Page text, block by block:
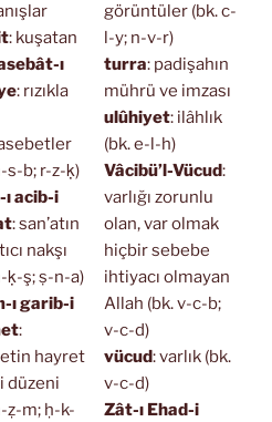
: kuşatan
ı
: rızıkla
s-b; r-z-ḳ)
acib-i
: san’atın
nakşı
ḳ-ş; ṣ-n-a)
ı garib-i
:
hayret
düzeni
ẓ-m; ḥ-k-
görüntüler (bk. c-
l-y; n-v-r)
turra: padişahın
mührü ve imzası
ulûhiyet: ilâhlık
(bk. e-l-h)
Vâcibü’l-Vücud:
varlığı zorunlu
olan, var olmak
hiçbir sebebe
ihtiyacı olmayan
Allah (bk. v-c-b;
v-c-d)
vücud: varlık (bk.
v-c-d)
Zât-ı Ehad-i